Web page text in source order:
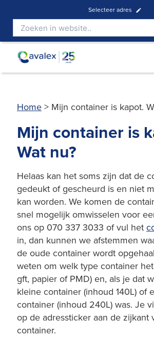
Selecteer adres
Home > Mijn container is kapot.
Mijn container is
Wat nu?
Helaas kan het soms zijn dat de
gedeukt of gescheurd is en niet
kan worden. We komen de
snel mogelijk omwisselen voor
ons op 070 337 3033 of vul het
in, dan kunnen we afstemmen
de oude container wordt
weten om welk type container
gft, papier of PMD) en, als je dat
kleine container (inhoud 140L) of
container (inhoud 240L) was. Je
op de adressticker aan de zijkant
container.